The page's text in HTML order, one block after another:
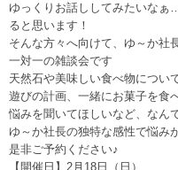
ゆっくりお話ししてみたいなぁ
ると思います！
そんな方々へ向けて、ゆ～か社
一対一の雑談会です
天然石や美味しい食べ物につい
遊びの計画、一緒にお菓子を食
悩みを聞いてほしいなど、なん
ゆ～か社長の独特な感性で悩み
是非ご予約ください♪
【開催日】2月18日（日）